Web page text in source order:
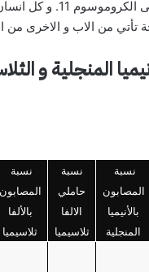
البيتا جلوبين يوجد على
تأتي من الاب و الاخرى من
المنجلية و
نسبة
المصابون
بالأنيميا
المنجلية
نسبة
حاملي
الالفا
ثلاسيميا
نسبة
المصابون
بالألفا
ثلاسيميا